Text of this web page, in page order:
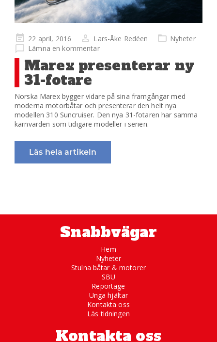
Publicerad
på
22 april, 2016 Lars-Åke Redéen
Nyheter
Lämna en kommentar
Marex presenterar ny
31-fotare
Norska Marex bygger vidare på sina framgångar med
moderna motorbåtar och presenterar den helt nya
modellen 310 Suncruiser. Den nya 31-fotaren har samma
kärnvärden som tidigare modeller i serien.
Läs hela artikeln
Snabbvägar
Hem
Nyheter
Stulna båtar & motorer
SBU
Reportage
Unga hjältar
Kontakta oss
Läs tidningen
Kontakta oss